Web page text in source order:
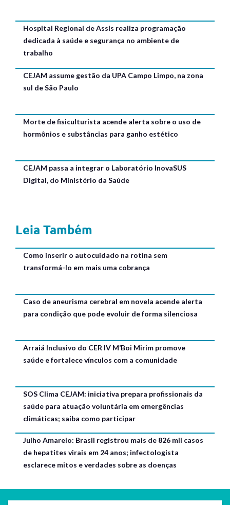
Hospital Regional de Assis realiza programação
dedicada à saúde e segurança no ambiente de
trabalho
CEJAM assume gestão da UPA Campo Limpo, na zona
sul de São Paulo
Morte de fisiculturista acende alerta sobre o uso de
hormônios e substâncias para ganho estético
CEJAM passa a integrar o Laboratório InovaSUS
Digital, do Ministério da Saúde
Leia Também
Como inserir o autocuidado na rotina sem
transformá-lo em mais uma cobrança
Caso de aneurisma cerebral em novela acende alerta
para condição que pode evoluir de forma silenciosa
Arraiá Inclusivo do CER IV M’Boi Mirim promove
saúde e fortalece vínculos com a comunidade
SOS Clima CEJAM: iniciativa prepara profissionais da
saúde para atuação voluntária em emergências
climáticas; saiba como participar
Julho Amarelo: Brasil registrou mais de 826 mil casos
de hepatites virais em 24 anos; infectologista
esclarece mitos e verdades sobre as doenças